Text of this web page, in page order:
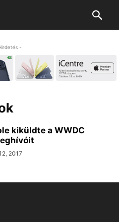
-
kiküldte a WWDC
2017